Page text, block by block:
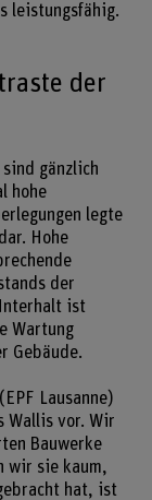
leistungsfähig.
der
gänzlich
hohe
legte
Hohe
der
ist
Wartung
Gebäude.
Lausanne)
Wallis vor. Wir
Bauwerke
wir sie kaum,
hat, ist